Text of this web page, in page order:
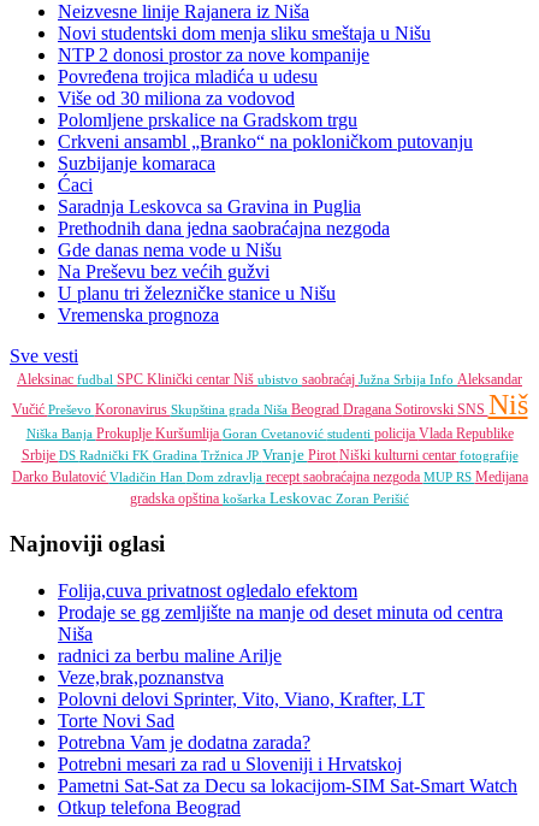
Neizvesne linije Rajanera iz Niša
Novi studentski dom menja sliku smeštaja u Nišu
NTP 2 donosi prostor za nove kompanije
Povređena trojica mladića u udesu
Više od 30 miliona za vodovod
Polomljene prskalice na Gradskom trgu
Crkveni ansambl „Branko“ na pokloničkom putovanju
Suzbijanje komaraca
Ćaci
Saradnja Leskovca sa Gravina in Puglia
Prethodnih dana jedna saobraćajna nezgoda
Gde danas nema vode u Nišu
Na Preševu bez većih gužvi
U planu tri železničke stanice u Nišu
Vremenska prognoza
Sve vesti
Aleksinac fudbal SPC Klinički centar Niš ubistvo saobraćaj Južna Srbija Info Aleksandar
Vučić Preševo Koronavirus Skupština grada Niša Beograd Dragana Sotirovski SNS Niš
Niška Banja Prokuplje Kuršumlija Goran Cvetanović studenti policija Vlada Republike
Srbije DS Radnički FK Gradina Tržnica JP Vranje PirotNiški kulturni centar fotografije
Darko Bulatović Vladičin Han Dom zdravlja receptsaobraćajna nezgoda MUP RS Medijana
gradska opština košarka Leskovac Zoran Perišić
Najnoviji oglasi
Folija,cuva privatnost ogledalo efektom
Prodaje se gg zemljište na manje od deset minuta od centra
Niša
radnici za berbu maline Arilje
Veze,brak,poznanstva
Polovni delovi Sprinter, Vito, Viano, Krafter, LT
Torte Novi Sad
Potrebna Vam je dodatna zarada?
Potrebni mesari za rad u Sloveniji i Hrvatskoj
Pametni Sat-Sat za Decu sa lokacijom-SIM Sat-Smart Watch
Otkup telefona Beograd